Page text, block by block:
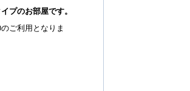
プのお部屋です。
ご利用となりま